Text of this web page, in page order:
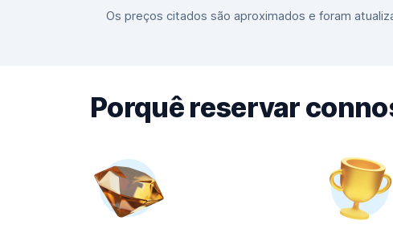
Os preços citados são aproximados e foram
Porquê reservar